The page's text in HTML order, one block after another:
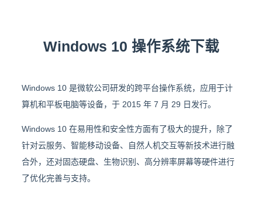
Windows 10 操作系统下载
Windows 10 是微软公司研发的跨平台操作系统，应用于计
算机和平板电脑等设备，于 2015 年 7 月 29 日发行。
Windows 10 在易用性和安全性方面有了极大的提升，除了
针对云服务、智能移动设备、自然人机交互等新技术进行融
合外，还对固态硬盘、生物识别、高分辨率屏幕等硬件进行
了优化完善与支持。